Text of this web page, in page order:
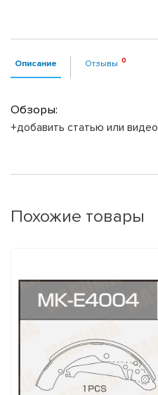
Описание Отзывы
Обзоры:
+добавить статью или видео
Похожие товары